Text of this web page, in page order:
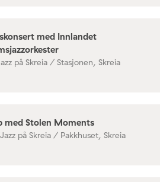
med Innlandet
på Skreia / Stasjonen, Skreia
med Stolen Moments
Jazz på Skreia / Pakkhuset, Skreia